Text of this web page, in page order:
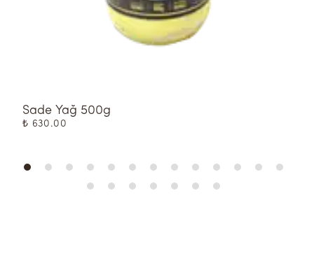
Sade Yağ 500g
₺ 630.00